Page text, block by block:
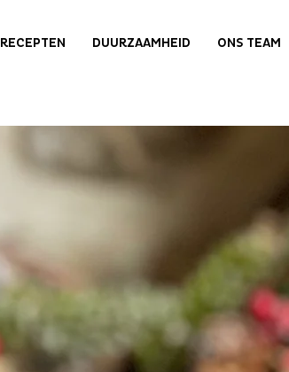
RECEPTEN DUURZAAMHEID ONS TEAM